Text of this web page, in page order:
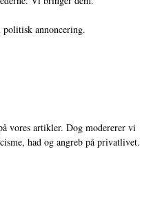
annoncering.
vores artikler. Dog modererer vi
had og angreb på privatlivet.